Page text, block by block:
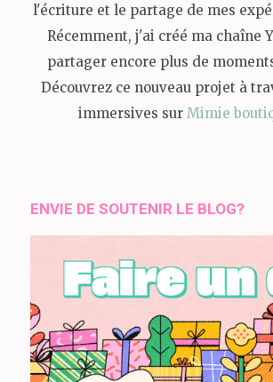
l'écriture et le partage de mes
Récemment, j'ai créé ma chaîne
partager encore plus de
Découvrez ce nouveau projet à
immersives sur Mimie
ENVIE DE SOUTENIR LE BLOG?